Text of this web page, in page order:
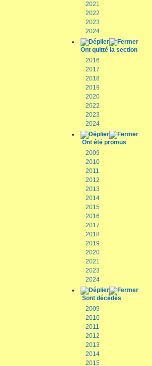
2021
2022
2023
2024
Ont quitté la section
2016
2017
2018
2019
2020
2022
2023
2024
Ont été promus
2009
2010
2011
2012
2013
2014
2015
2016
2017
2018
2019
2020
2021
2023
2024
Sont décédés
2009
2010
2011
2012
2013
2014
2015